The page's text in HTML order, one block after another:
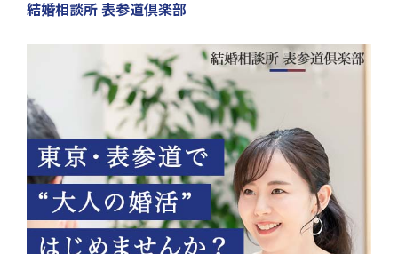
結婚相談所 表参道倶楽部